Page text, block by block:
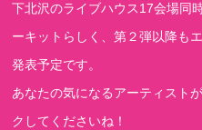
下北沢のライブハウス17会場同
ーキットらしく、第２弾以降も
発表予定です。
あなたの気になるアーティスト
クしてくださいね！